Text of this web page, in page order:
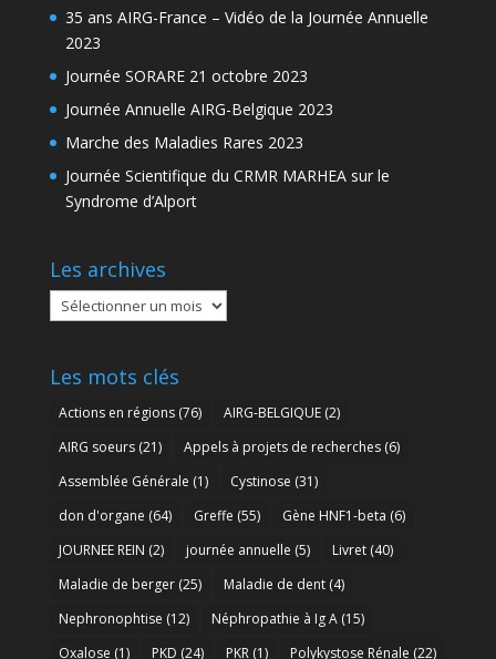
35 ans AIRG-France – Vidéo de la Journée Annuelle
2023
Journée SORARE 21 octobre 2023
Journée Annuelle AIRG-Belgique 2023
Marche des Maladies Rares 2023
Journée Scientifique du CRMR MARHEA sur le
Syndrome d’Alport
Les archives
Les
archives
Les mots clés
Actions en régions(76) AIRG-BELGIQUE(2)
AIRG soeurs(21) Appels à projets de recherches(6)
Assemblée Générale (1) Cystinose (31)
don d'organe (64) Greffe (55) Gène HNF1-beta (6)
JOURNEE REIN (2) journée annuelle (5) Livret(40)
Maladie de berger(25) Maladie de dent(4)
Nephronophtise (12) Néphropathie à Ig A(15)
Oxalose (1) PKD (24) PKR(1) Polykystose Rénale (22)